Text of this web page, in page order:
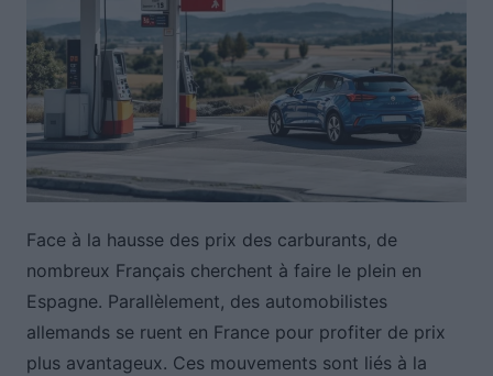
Face à la hausse des prix des carburants, de
nombreux Français cherchent à faire le plein en
Espagne. Parallèlement, des automobilistes
allemands se ruent en France pour profiter de prix
plus avantageux. Ces mouvements sont liés à la